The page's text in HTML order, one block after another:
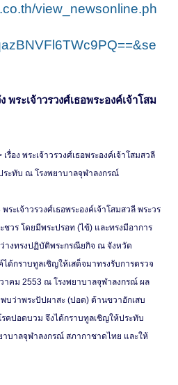
view_newsonline.ph
ระเจ้าวรวงศ์เธอพระองค์เจ้าโสม
รื่อง พระเจ้าวรวงศ์เธอพระองค์เจ้าโสมสวลี
ระทับ ณ โรงพยาบาลจุฬาลงกรณ์
ะเจ้าวรวงศ์เธอพระองค์เจ้าโสมสวลี พระวร
วร โดยมีพระปรอท (ไข้) และทรงมีอาการ
างทรงปฏิบัติพระกรณียกิจ ณ จังหวัด
ด้กราบทูลเชิญให้เสด็จมาทรงรับการตรวจ
าคม 2553 ณ โรงพยาบาลจุฬาลงกรณ์ ผล
พบว่าพระปัปผาสะ (ปอด) ด้านขวาอักเสบ
คปอดบวม จึงได้กราบทูลเชิญให้ประทับ
าบาลจุฬาลงกรณ์ สภากาชาดไทย และให้